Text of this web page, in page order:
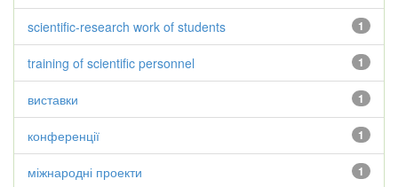
1
scientific-research work of students
1
training of scientific personnel
1
виставки
1
конференції
1
міжнародні проекти